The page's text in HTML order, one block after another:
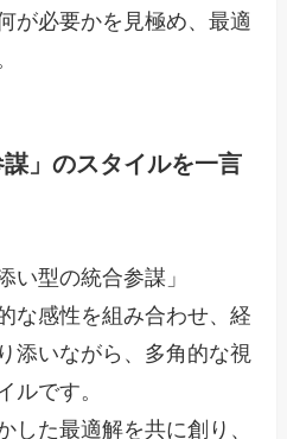
が必要かを見極め、最適
」のスタイルを一言
い型の統合参謀」
な感性を組み合わせ、経
添いながら、多角的な視
ルです。
した最適解を共に創り、